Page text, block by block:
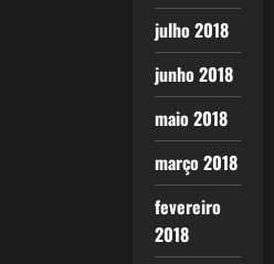
julho 2018
junho 2018
maio 2018
março 2018
fevereiro
2018